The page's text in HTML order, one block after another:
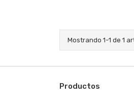
Mostrando 1-1 de 1
Productos